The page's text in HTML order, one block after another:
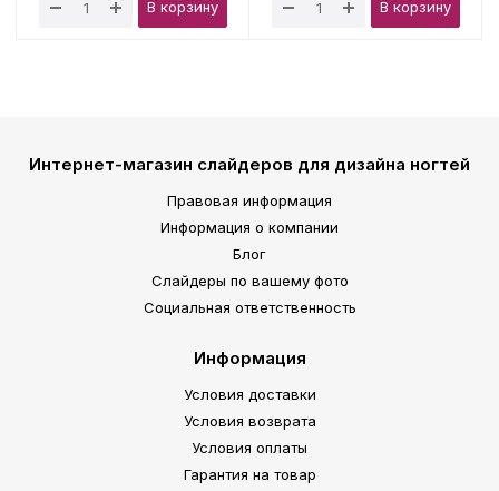
В корзину В корзину
Интернет-магазин слайдеров для дизайна ногтей
Правовая информация
Информация о компании
Блог
Слайдеры по вашему фото
Социальная ответственность
Информация
Условия доставки
Условия возврата
Условия оплаты
Гарантия на товар